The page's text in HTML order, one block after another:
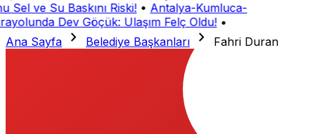
Sel ve Su Baskını Riski! • Antalya-Kumluca-
Dev Göçük: Ulaşım Felç Oldu! •
Ana Sayfa
chevron_right Belediye Başkanları chevron_right Fahri Duran